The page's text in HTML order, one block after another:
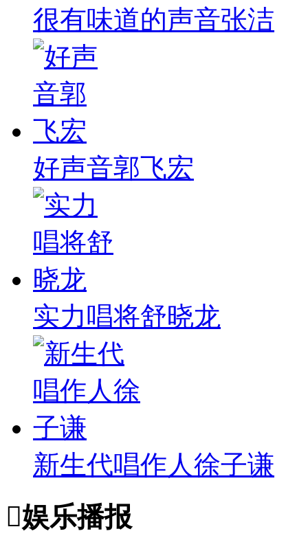
很有味道的声音张洁
好声音郭飞宏
实力唱将舒晓龙
新生代唱作人徐子谦
娱乐播报